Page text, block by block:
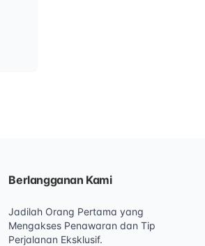
Berlangganan Kami
Jadilah Orang Pertama yang
Mengakses Penawaran dan Tip
Perjalanan Eksklusif.